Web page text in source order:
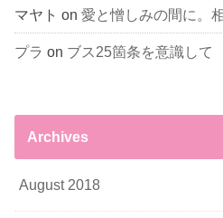
マヤト on愛と憎しみの間に。
プラ on ブス25箇条を意識して
Archives
August 2018